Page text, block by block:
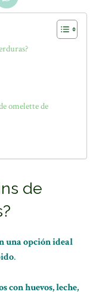
omelette de
de
una opción ideal
.
con huevos, leche,